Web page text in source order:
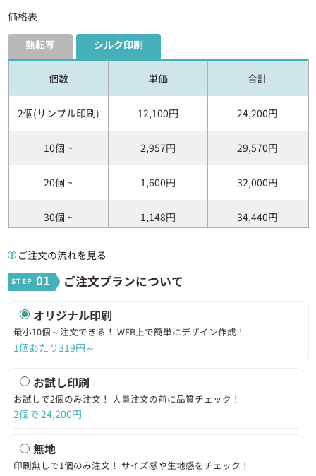
容量
約4L
材質・仕様 コットン（320g/m ）
カートン情報
箱サイズ：横420×縦350×奥行
310（mm）
1 カートン100個入り
商品内に印刷できる範
シルク印刷：横190×縦130（mm）
熱転写印刷：横200×縦160（mm）
■シルク印刷の場合
10～2,000個：8営業日出荷
3,001～5,000個：12営業日出荷
最小発注数
10個～
価格表
熱転写
シルク印刷
個数 単価 合計
2個(サンプル印刷) 12,100円 24,200円
10個 ~ 2,957円 29,570円
20個 ~ 1,600円 32,000円
30個 ~ 1,148円 34,440円
40個 ~
50個 ~ 786円
60個 ~
70個 ~
80個 ~
90個 ~
100個 ~ 503円 50,300円
ご注文の流れを見る
01 ご注文プランについて
オリジナル印刷
最小10個～注文できる！ WEB上で簡単にデザイン作成！
1個あたり319円～
お試し印刷
お試しで2個のみ注文！ 大量注文の前に品質チェック！
2個で 24,200円
無地
印刷無しで1個のみ注文！ サイズ感や生地感をチェック！